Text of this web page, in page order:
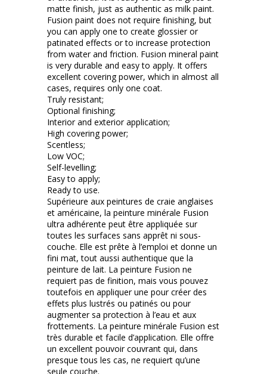
matte finish, just as authentic as milk paint.
Fusion paint does not require finishing, but
you can apply one to create glossier or
patinated effects or to increase protection
from water and friction. Fusion mineral paint
is very durable and easy to apply. It offers
excellent covering power, which in almost all
cases, requires only one coat.
Truly resistant;
Optional finishing;
Interior and exterior application;
High covering power;
Scentless;
Low VOC;
Self-levelling;
Easy to apply;
Ready to use.
Supérieure aux peintures de craie anglaises
et américaine, la peinture minérale Fusion
ultra adhérente peut être appliquée sur
toutes les surfaces sans apprêt ni sous-
couche. Elle est prête à l’emploi et donne un
fini mat, tout aussi authentique que la
peinture de lait. La peinture Fusion ne
requiert pas de finition, mais vous pouvez
toutefois en appliquer une pour créer des
effets plus lustrés ou patinés ou pour
augmenter sa protection à l’eau et aux
frottements. La peinture minérale Fusion est
très durable et facile d’application. Elle offre
un excellent pouvoir couvrant qui, dans
presque tous les cas, ne requiert qu’une
seule couche.